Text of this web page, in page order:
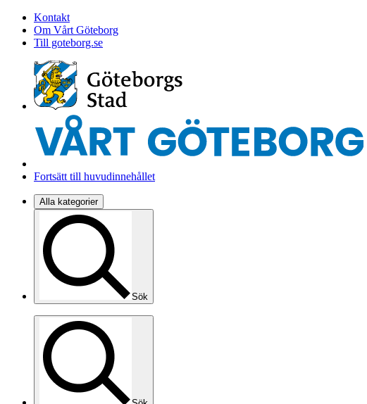
Kontakt
Om Vårt Göteborg
Till goteborg.se
Fortsätt till huvudinnehållet
Alla kategorier
Sök